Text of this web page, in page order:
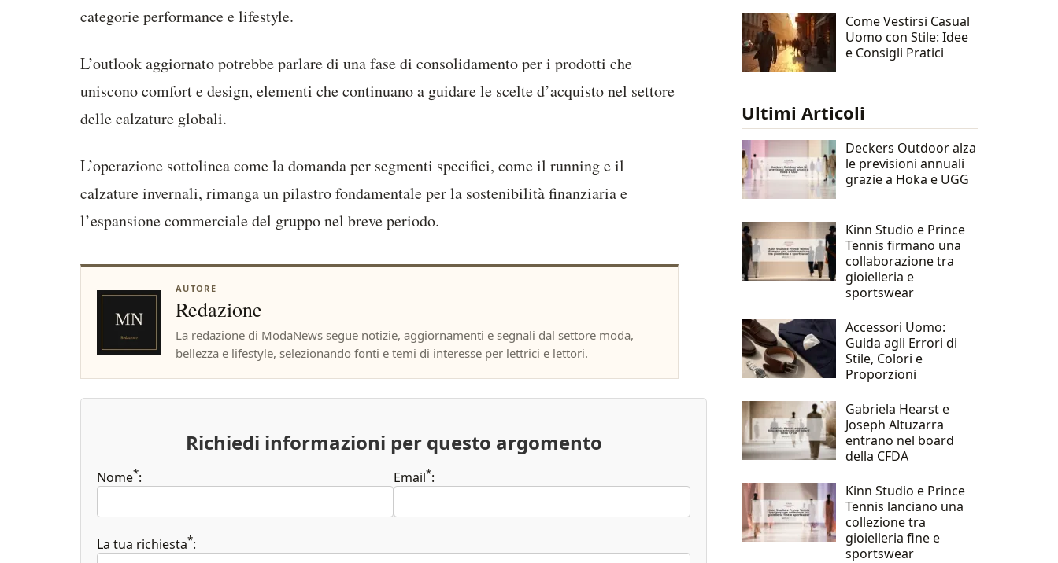
categorie performance e lifestyle.
L’outlook aggiornato potrebbe parlare di una fase di consolidamento per i prodotti che
uniscono comfort e design, elementi che continuano a guidare le scelte d’acquisto nel settore
delle calzature globali.
L’operazione sottolinea come la domanda per segmenti specifici, come il running e il
calzature invernali, rimanga un pilastro fondamentale per la sostenibilità finanziaria e
l’espansione commerciale del gruppo nel breve periodo.
AUTORE
Redazione
La redazione di ModaNews segue notizie, aggiornamenti e segnali dal settore moda,
bellezza e lifestyle, selezionando fonti e temi di interesse per lettrici e lettori.
Richiedi informazioni per questo argomento
Nome*: Email*:
La tua richiesta*:
Come Vestirsi Casual
Uomo con Stile: Idee
e Consigli Pratici
Ultimi Articoli
Deckers Outdoor alza
le previsioni annuali
grazie a Hoka e UGG
Kinn Studio e Prince
Tennis firmano una
collaborazione tra
gioielleria e
sportswear
Accessori Uomo:
Guida agli Errori di
Stile, Colori e
Proporzioni
Gabriela Hearst e
Joseph Altuzarra
entrano nel board
della CFDA
Kinn Studio e Prince
Tennis lanciano una
collezione tra
gioielleria fine e
sportswear